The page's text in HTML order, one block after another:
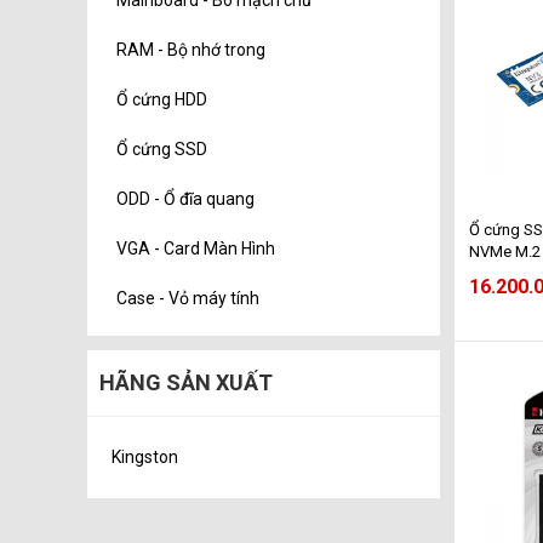
RAM - Bộ nhớ trong
Ổ cứng HDD
Ổ cứng SSD
ODD - Ổ đĩa quang
VGA - Card Màn Hình
Case - Vỏ máy tính
HÃNG SẢN XUẤT
Kingston
Ổ cứng
NVMe M.2
(SNV3S/